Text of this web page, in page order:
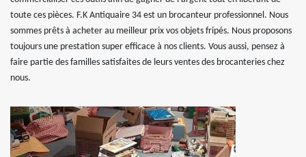
toute ces pièces. F.K Antiquaire 34 est un brocanteur professionnel. Nous
sommes prêts à acheter au meilleur prix vos objets fripés. Nous proposons
toujours une prestation super efficace à nos clients. Vous aussi, pensez à
faire partie des familles satisfaites de leurs ventes des brocanteries chez
nous.